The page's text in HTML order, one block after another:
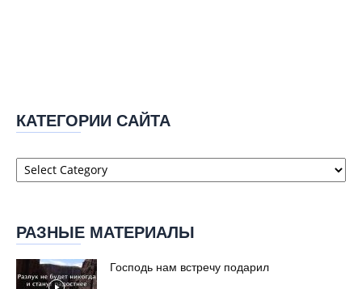
КАТЕГОРИИ САЙТА
Категории
сайта
РАЗНЫЕ МАТЕРИАЛЫ
Господь нам встречу подарил